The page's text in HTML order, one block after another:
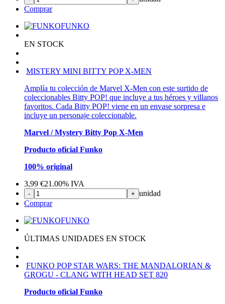
Comprar
FUNKO
EN STOCK
MISTERY MINI BITTY POP X-MEN
Amplía tu colección de Marvel X-Men con este surtido de
coleccionables Bitty POP! que incluye a tus héroes y villanos
favoritos. Cada Bitty POP! viene en un envase sorpresa e
incluye un personaje coleccionable.
Marvel / Mystery Bitty Pop X-Men
Producto oficial Funko
100% original
3,99 €21.00% IVA
- + unidad
Comprar
FUNKO
ÚLTIMAS UNIDADES EN STOCK
FUNKO POP STAR WARS: THE MANDALORIAN &
GROGU - CLANG WITH HEAD SET 820
Producto oficial Funko